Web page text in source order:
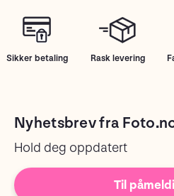
Sikker betaling Rask levering
Nyhetsbrev fra
Hold deg oppdatert
Til